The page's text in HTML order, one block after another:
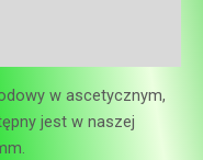
w ascetycznym,
jest w naszej